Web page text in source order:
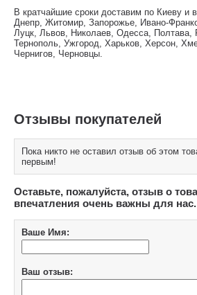
В кратчайшие сроки доставим по Киеву и
Днепр, Житомир, Запорожье, Ивано-
Луцк, Львов, Николаев, Одесса, Полтава,
Тернополь, Ужгород, Харьков, Херсон,
Чернигов, Черновцы.
Отзывы покупателей
Пока никто не оставил отзыв об этом
первым!
Оставьте, пожалуйста, отзыв о
впечатления очень важны для нас.
Ваше Имя:
Ваш отзыв: